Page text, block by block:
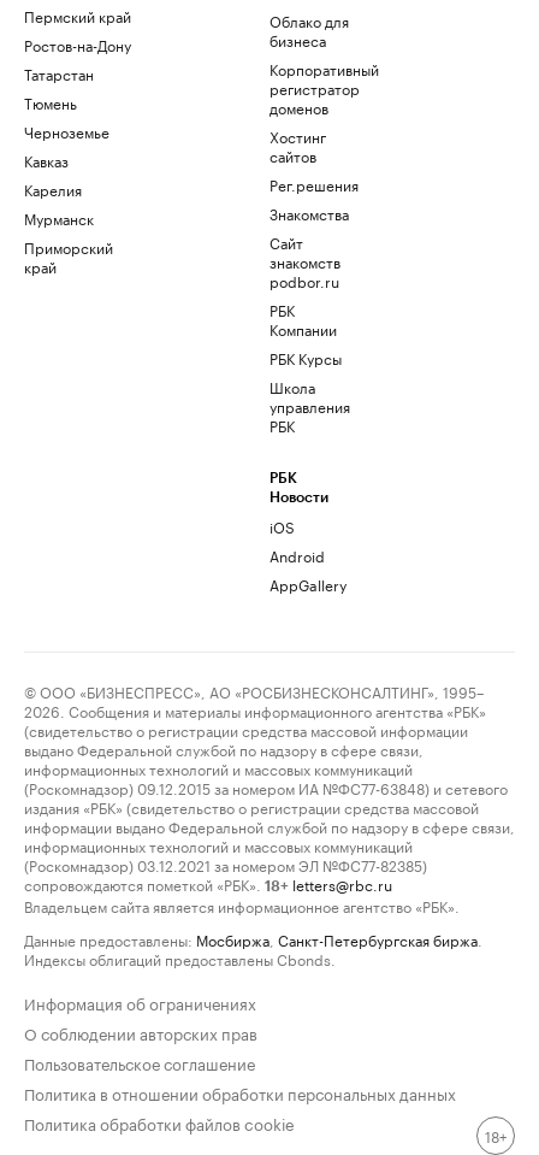
Пермский край
Ростов-на-Дону
Татарстан
Тюмень
Черноземье
Кавказ
Карелия
Мурманск
Приморский
край
Облако для
бизнеса
Корпоративный
регистратор
доменов
Хостинг
сайтов
Рег.решения
Знакомства
Сайт
знакомств
podbor.ru
РБК
Компании
РБК Курсы
Школа
управления
РБК
РБК
Новости
iOS
Android
AppGallery
© ООО «БИЗНЕСПРЕСС», АО «РОСБИЗНЕСКОНСАЛТИНГ», 1995–
2026. Сообщения и материалы информационного агентства «РБК»
(свидетельство о регистрации средства массовой информации
выдано Федеральной службой по надзору в сфере связи,
информационных технологий и массовых коммуникаций
(Роскомнадзор) 09.12.2015 за номером ИА №ФС77-63848) и сетевого
издания «РБК» (свидетельство о регистрации средства массовой
информации выдано Федеральной службой по надзору в сфере связи,
информационных технологий и массовых коммуникаций
(Роскомнадзор) 03.12.2021 за номером ЭЛ №ФС77-82385)
сопровождаются пометкой «РБК».
18+ letters@rbc.ru
Владельцем сайта является информационное агентство «РБК».
Данные предоставлены: Мосбиржа Санкт-Петербургская биржа
Индексы облигаций предоставлены Cbonds.
Информация об ограничениях
О соблюдении авторских прав
Пользовательское соглашение
Политика в отношении обработки персональных данных
Политика обработки файлов cookie
18+